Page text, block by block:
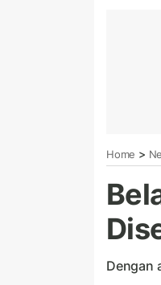
Home >
Dengan